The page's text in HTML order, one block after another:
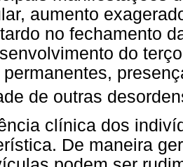
aumento
no fechamento
do
permanentes,
de outras
clínica dos
De maneira